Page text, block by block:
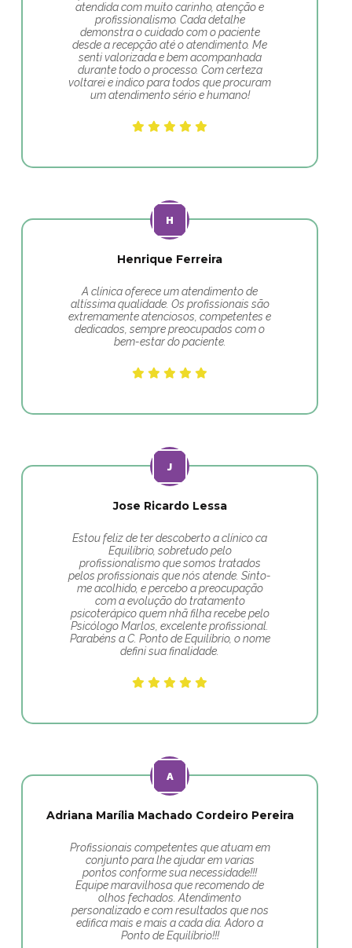
atendida com muito carinho, atenção e
profissionalismo. Cada detalhe
demonstra o cuidado com o paciente
desde a recepção até o atendimento. Me
senti valorizada e bem acompanhada
durante todo o processo. Com certeza
voltarei e indico para todos que procuram
um atendimento sério e humano!
Henrique Ferreira
A clínica oferece um atendimento de
altíssima qualidade. Os profissionais são
extremamente atenciosos, competentes e
dedicados, sempre preocupados com o
bem-estar do paciente.
Jose Ricardo Lessa
Estou feliz de ter descoberto a clínico ca
Equilíbrio, sobretudo pelo
profissionalismo que somos tratados
pelos profissionais que nós atende. Sinto-
me acolhido, e percebo a preocupação
com a evolução do tratamento
psicoterápico quem nhã filha recebe pelo
Psicólogo Marlos, excelente profissional.
Parabéns a C. Ponto de Equilíbrio, o nome
defini sua finalidade.
Adriana Marília Machado Cordeiro Pereira
Profissionais competentes que atuam em
conjunto para lhe ajudar em varias
pontos conforme sua necessidade!!!
Equipe maravilhosa que recomendo de
olhos fechados. Atendimento
personalizado e com resultados que nos
edifica mais e mais a cada dia. Adoro a
Ponto de Equilíbrio!!!